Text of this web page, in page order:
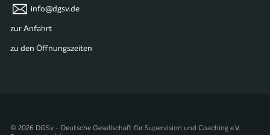
info@dgsv.de
zur Anfahrt
zu den Öffnungszeiten
© 2026 DGSv - Deutsche Gesellschaft für Supervision und Coaching e.V.